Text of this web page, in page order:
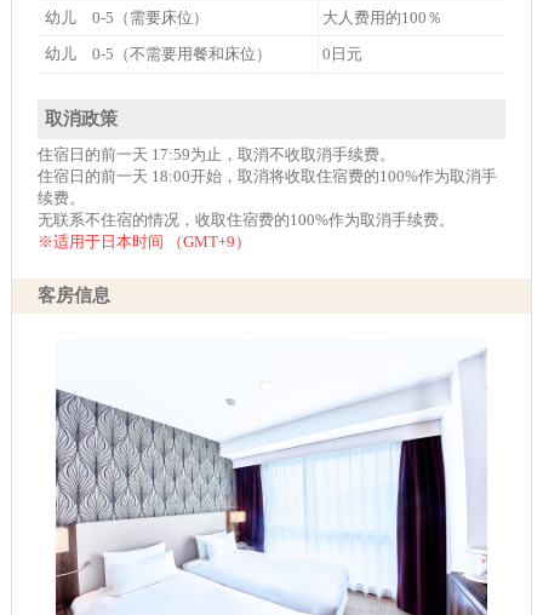
幼儿 0-5（需要床位） 大人费用的100％
幼儿 0-5（不需要用餐和床位） 0日元
取消政策
住宿日的前一天 17:59为止，取消不收取消手续费。
住宿日的前一天 18:00开始，取消将收取住宿费的100%作为取消手
续费。
无联系不住宿的情况，收取住宿费的100%作为取消手续费。
※适用于日本时间 （GMT+9）
客房信息